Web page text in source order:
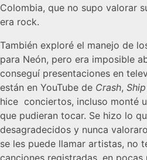
Colombia, que no supo valorar
era rock.
También exploré el manejo de
para Neón, pero era imposible
conseguí presentaciones en
están en YouTube de Crash, Ship
hice conciertos, incluso monté
que pudieran tocar. Se hizo lo
desagradecidos y nunca
se les puede llamar artistas, no
canciones registradas, en